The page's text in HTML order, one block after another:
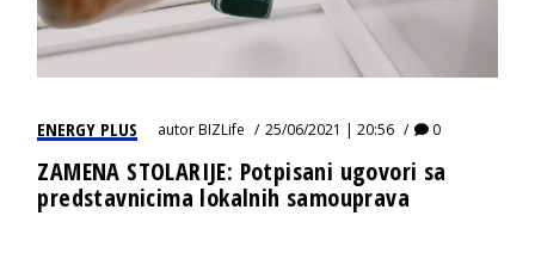
ENERGY PLUS autorBIZLife 25/06/2021 | 20:56 0
ZAMENA STOLARIJE: Potpisani ugovori sa
predstavnicima lokalnih samouprava